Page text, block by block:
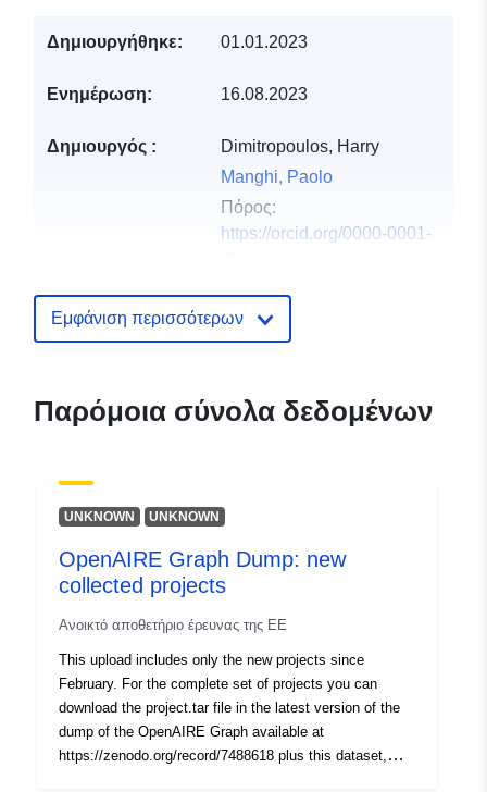
Δημιουργήθηκε: 01.01.2023
Ενημέρωση: 16.08.2023
Δημιουργός :
Dimitropoulos, Harry
Manghi, Paolo
Πόρος:
https://orcid.org/0000-0001-
Πόρος:
https://orcid.org/0000-0002-
Atzori, Claudio
Baglioni, Miriam
Πόρος:
https://orcid.org/0000-0002-
2273-9004
Γλώσσες : English
Εκδότης: Zenodo
Αρχείο
Προστίθεται στο data.europa.eu:
Εμφάνιση περισσότερων
Παρόμοια σύνολα δεδομένων
UNKNOWN UNKNOWN
OpenAIRE Graph Dump: new
collected projects
Ανοικτό αποθετήριο έρευνας της ΕΕ
This upload includes only the new projects since
February. For the complete set of projects you can
download the project.tar file in the latest version of the
dump of the OpenAIRE Graph available at
https://zenodo.org/record/7488618 plus this dataset,